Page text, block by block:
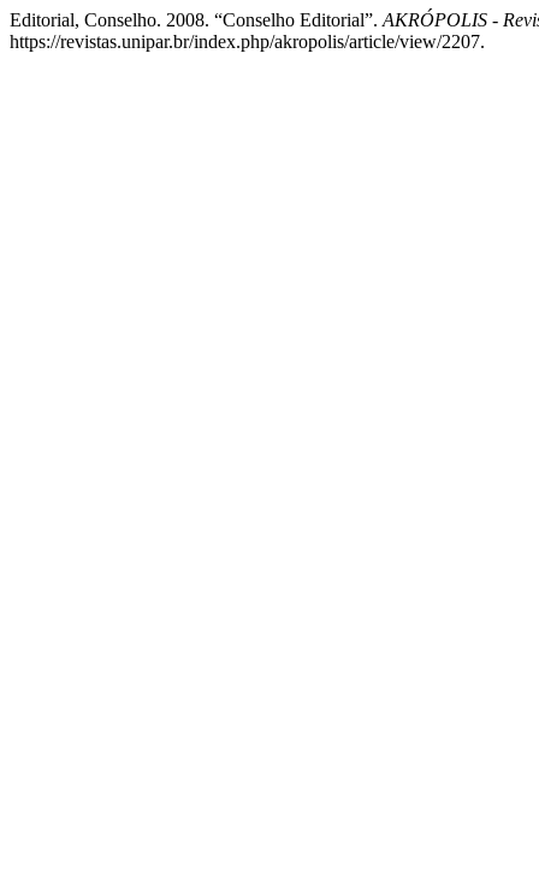
Editorial, Conselho. 2008. “Conselho Editorial”. AKRÓPOLIS -
https://revistas.unipar.br/index.php/akropolis/article/view/2207.